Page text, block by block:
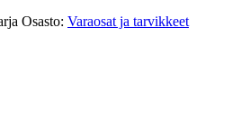
Osasto: Varaosat ja tarvikkeet